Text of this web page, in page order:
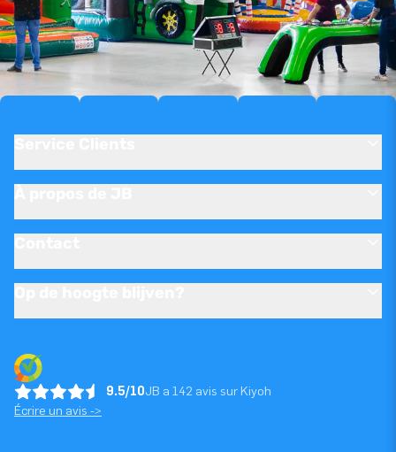
9.5/10JB a 142 avis sur Kiyoh
Écrire un avis ->